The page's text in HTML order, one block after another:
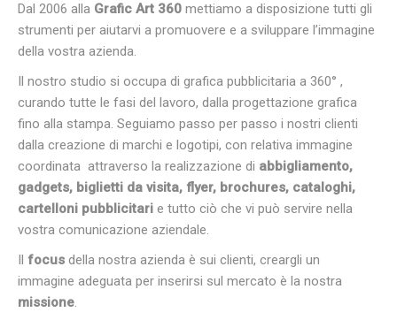
Dal 2006 alla Grafic Art 360 mettiamo a disposizione tutti gli
strumenti per aiutarvi a promuovere e a sviluppare l’immagine
della vostra azienda.
Il nostro studio si occupa di grafica pubblicitaria a 360° ,
curando tutte le fasi del lavoro, dalla progettazione grafica
fino alla stampa. Seguiamo passo per passo i nostri clienti
dalla creazione di marchi e logotipi, con relativa immagine
coordinata attraverso la realizzazione di abbigliamento,
gadgets, biglietti da visita, flyer, brochures, cataloghi,
cartelloni pubblicitari e tutto ciò che vi può servire nella
vostra comunicazione aziendale.
Il focus della nostra azienda è sui clienti, creargli un
immagine adeguata per inserirsi sul mercato è la nostra
missione.